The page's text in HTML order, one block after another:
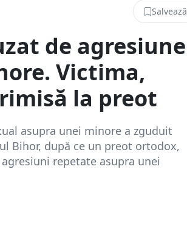
Salvează
de agresiune
Victima,
la preot
asupra unei minore a zguduit
Bihor, după ce un preot ortodox,
repetate asupra unei